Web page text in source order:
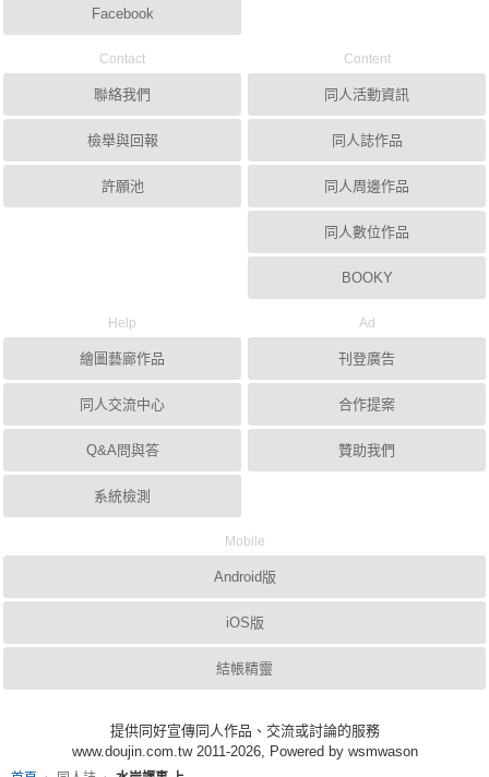
Facebook
Contact
聯絡我們
檢舉與回報
許願池
Content
同人活動資訊
同人誌作品
同人周邊作品
同人數位作品
BOOKY
Help
繪圖藝廊作品
同人交流中心
Q&A問與答
系統檢測
Ad
刊登廣告
合作提案
贊助我們
Mobile
Android版
iOS版
結帳精靈
提供同好宣傳同人作品、交流或討論的服務
www.doujin.com.tw 2011-2026, Powered by wsmwason